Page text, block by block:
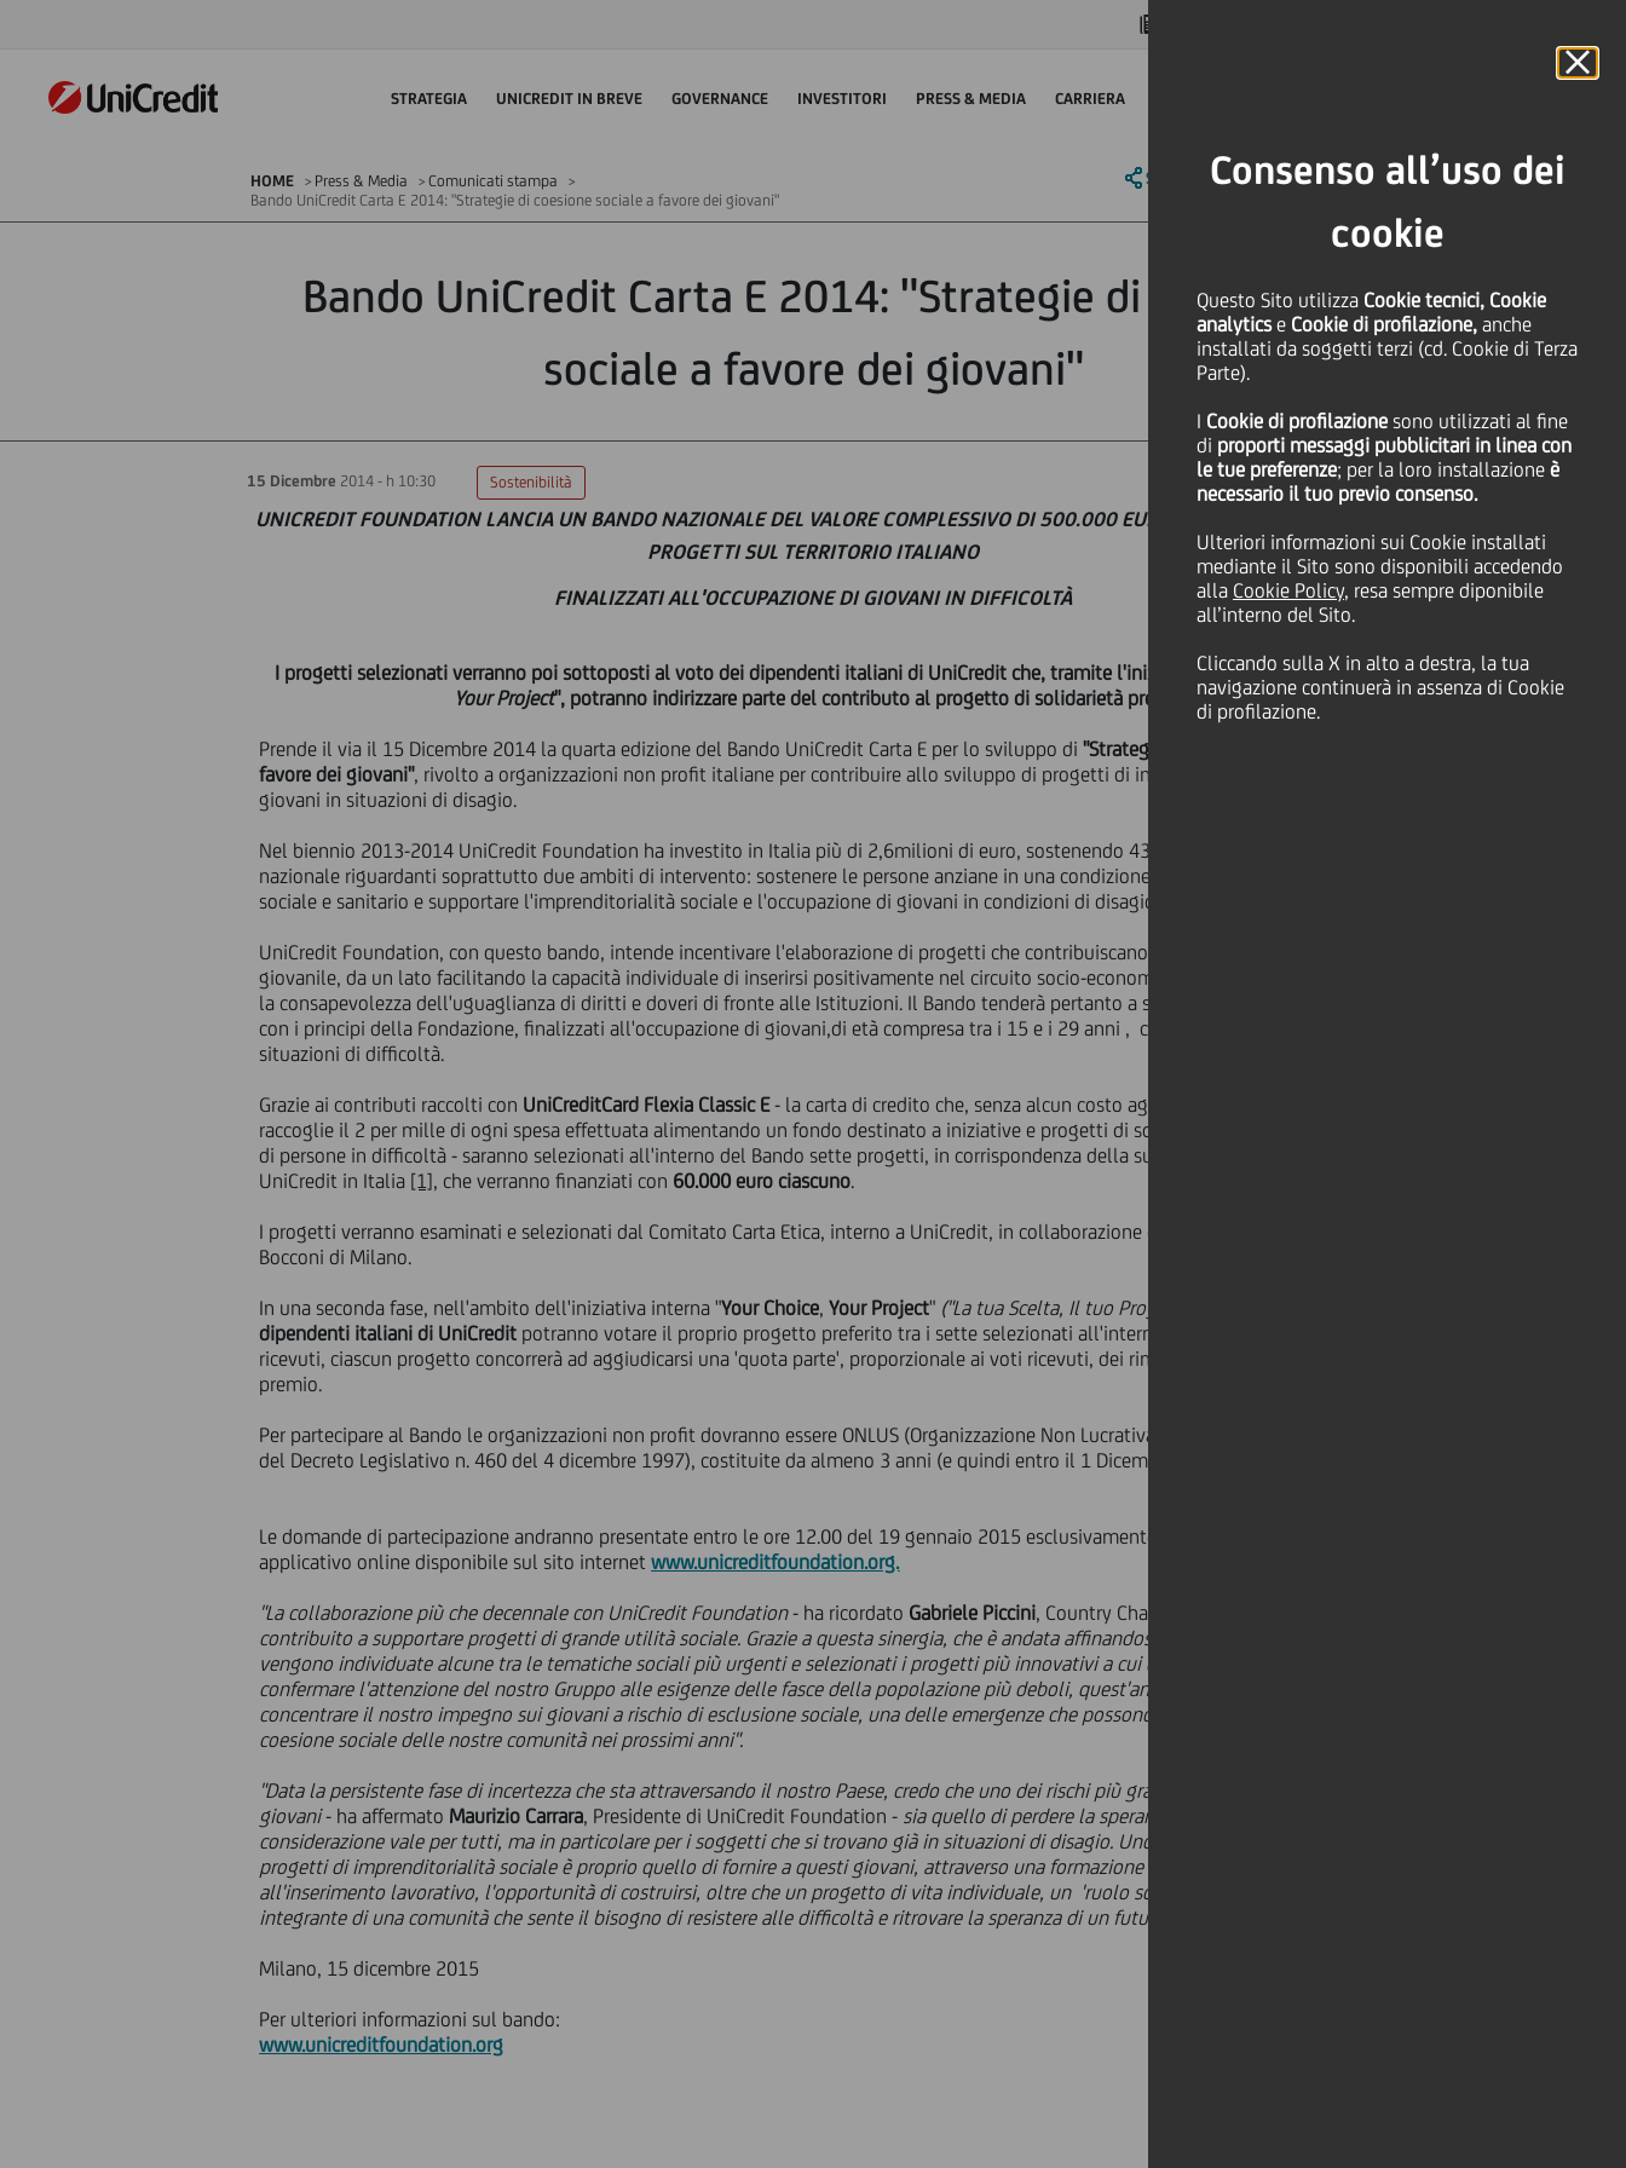
Consenso all’uso dei
cookie
Questo Sito utilizza Cookie tecnici, Cookie
analyticse Cookie di profilazione, anche
installati da soggetti terzi (cd. Cookie di Terza
Parte).
I Cookie di profilazione sono utilizzati al fine
di proporti messaggi pubblicitari in linea con
le tue preferenze; per la loro installazione è
necessario il tuo previo consenso.
Ulteriori informazioni sui Cookie installati
mediante il Sito sono disponibili accedendo
alla Cookie Policy, resa sempre diponibile
all’interno del Sito.
Cliccando sulla X in alto a destra, la tua
navigazione continuerà in assenza di Cookie
di profilazione.
STRATEGIA UNICREDIT IN BREVE GOVERNANCE INVESTITORI PRESS & MEDIA CARRIERA
HOME Press & Media
Comunicati stampa
Bando UniCredit Carta E 2014: "Strategie di coesione sociale a favore dei giovani"
SHARE PRINT SEND
Bando UniCredit Carta E 2014: "Strategie di coesione
sociale a favore dei giovani"
15 Dicembre 2014 - h 10:30 Sostenibilità
UNICREDIT FOUNDATION LANCIA UN BANDO NAZIONALE DEL VALORE COMPLESSIVO DI 500.000 EURO
PROGETTI SUL TERRITORIO ITALIANO
FINALIZZATI ALL'OCCUPAZIONE DI GIOVANI IN DIFFICOLTÀ
I progetti selezionati verranno poi sottoposti al voto dei dipendenti italiani di UniCredit che, tramite l'iniziativa interna "Your Choice,
Your Project", potranno indirizzare parte del contributo al progetto di solidarietà preferito
Prende il via il 15 Dicembre 2014 la quarta edizione del Bando UniCredit Carta E per lo sviluppo di"Strategie di coesione sociale a
favore dei giovani", rivolto a organizzazioni non profit italiane per contribuire allo sviluppo di progetti di inclusione lavorativa di
giovani in situazioni di disagio.
Nel biennio 2013-2014 UniCredit Foundation ha investito in Italia più di 2,6milioni di euro, sostenendo 43 progetti sul territorio
nazionale riguardanti soprattutto due ambiti di intervento: sostenere le persone anziane in una condizione di disagio economico,
sociale e sanitario e supportare l'imprenditorialità sociale e l'occupazione di giovani in condizioni di disagio.
UniCredit Foundation, con questo bando, intende incentivare l'elaborazione di progetti che contribuiscano alla coesione sociale
giovanile, da un lato facilitando la capacità individuale di inserirsi positivamente nel circuito socio-economico, dall'altro promuovendo
la consapevolezza dell'uguaglianza di diritti e doveri di fronte alle Istituzioni. Il Bando tenderà pertanto a sostenere progetti in linea
con i principi della Fondazione, finalizzati all'occupazione di giovani,di età compresa tra i 15 e i 29 anni , che vivono particolari
situazioni di difficoltà.
Grazie ai contributi raccolti con UniCreditCard Flexia Classic E- la carta di credito che, senza alcun costo aggiuntivo per il titolare,
raccoglie il 2 per mille di ogni spesa effettuata alimentando un fondo destinato a iniziative e progetti di solidarietà e supporto a favore
di persone in difficoltà - saranno selezionati all'interno del Bando sette progetti, in corrispondenza della suddivisione territoriale di
UniCredit in Italia [1], che verranno finanziati con 60.000 euro ciascuno.
I progetti verranno esaminati e selezionati dal Comitato Carta Etica, interno a UniCredit, in collaborazione con il Cergas dell'Università
Bocconi di Milano.
In una seconda fase, nell'ambito dell'iniziativa interna "Your Choice, Your Project" ("La tua Scelta, Il tuo Progetto")
dipendenti italiani di UniCredit potranno votare il proprio progetto preferito tra i sette selezionati all'interno del Bando
ricevuti, ciascun progetto concorrerà ad aggiudicarsi una 'quota parte', proporzionale ai voti ricevuti, dei rimanenti 80.000 euro di
premio.
Per partecipare al Bando le organizzazioni non profit dovranno essere ONLUS (Organizzazione Non Lucrativa di Utilità Sociale ai sensi
del Decreto Legislativo n. 460 del 4 dicembre 1997), costituite da almeno 3 anni (e quindi entro il 1 Dicembre 2011).
Le domande di partecipazione andranno presentate entro le ore 12.00 del 19 gennaio 2015 esclusivamente tramite l'apposito
applicativo online disponibile sul sito internetwww.unicreditfoundation.org.
"La collaborazione più che decennale con UniCredit Foundation- ha ricordato Gabriele Piccini, Country Chairman Italia UniCredit -
contribuito a supportare progetti di grande utilità sociale. Grazie a questa sinergia, che è andata affinandosi nel tempo, ogni anno
vengono individuate alcune tra le tematiche sociali più urgenti e selezionati i progetti più innovativi a cui destinare i fondi raccolti. Per
confermare l'attenzione del nostro Gruppo alle esigenze delle fasce della popolazione più deboli, quest'anno abbiamo deciso di
concentrare il nostro impegno sui giovani a rischio di esclusione sociale, una delle emergenze che possono mettere a dura prova la
coesione sociale delle nostre comunità nei prossimi anni".
"Data la persistente fase di incertezza che sta attraversando il nostro Paese, credo che uno dei rischi più grandi che possano correre i
giovani- ha affermato Maurizio Carrara, Presidente di UniCredit Foundation - sia quello di perdere la speranza nel proprio futuro. Questa
considerazione vale per tutti, ma in particolare per i soggetti che si trovano già in situazioni di disagio. Uno dei compiti principali dei
progetti di imprenditorialità sociale è proprio quello di fornire a questi giovani, attraverso una formazione professionale finalizzata
all'inserimento lavorativo, l'opportunità di costruirsi, oltre che un progetto di vita individuale, un 'ruolo sociale', sentendosi parte
integrante di una comunità che sente il bisogno di resistere alle difficoltà e ritrovare la speranza di un futuro migliore"
Milano, 15 dicembre 2015
Per ulteriori informazioni sul bando:
www.unicreditfoundation.org